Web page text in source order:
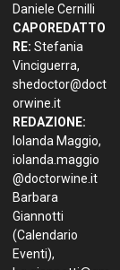
Daniele Cernilli
CAPOREDATTO
RE: Stefania
Vinciguerra,
shedoctor@doct
orwine.it
REDAZIONE:
Iolanda Maggio,
iolanda.maggio
@doctorwine.it
Barbara
Giannotti
(Calendario
Eventi),